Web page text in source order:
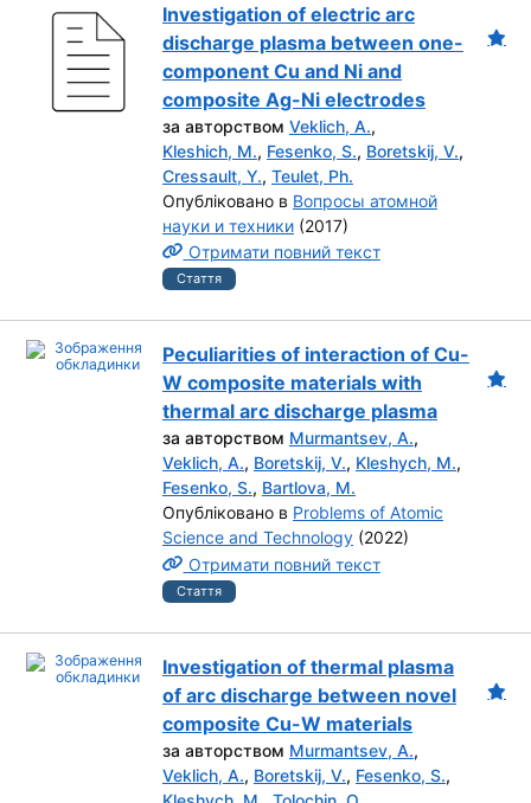
Investigation of electric arc
discharge plasma between one-
component Cu and Ni and
composite Ag-Ni electrodes
за авторством Veklich, A.,
Kleshich, M., Fesenko, S., Boretskij, V.,
Cressault, Y., Teulet, Ph.
Опубліковано в Вопросы атомной
науки и техники (2017)
Отримати повний текст
Стаття
Peculiarities of interaction of Cu-
W composite materials with
thermal arc discharge plasma
за авторством Murmantsev, A.,
Veklich, A., Boretskij, V., Kleshych, M.,
Fesenko, S., Bartlova, M.
Опубліковано в Problems of Atomic
Science and Technology (2022)
Отримати повний текст
Стаття
Investigation of thermal plasma
of arc discharge between novel
composite Cu-W materials
за авторством Murmantsev, A.,
Veklich, A., Boretskij, V., Fesenko, S.,